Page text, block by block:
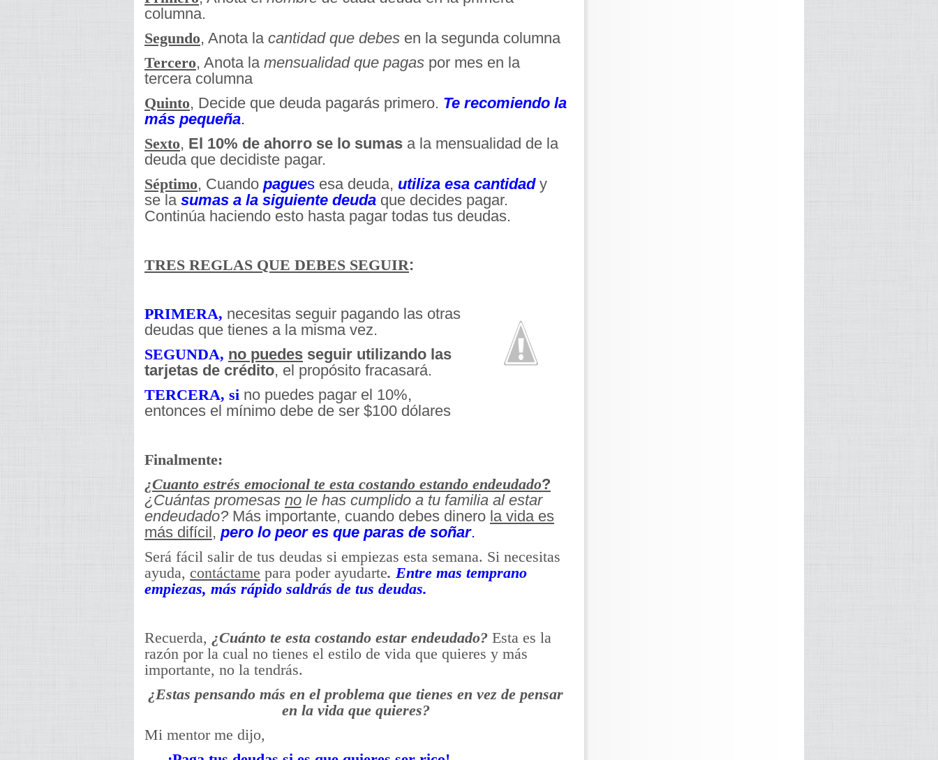
columna.
Segundo, Anota la cantidad que debes en la segunda columna
Tercero, Anota la mensualidad que pagas por mes en la
tercera columna
Quinto, Decide que deuda pagarás primero. Te recomiendo la
más pequeña.
Sexto, El 10% de ahorro se lo sumas a la mensualidad de la
deuda que decidiste pagar.
Séptimo, Cuando pagues esa deuda, utiliza esa cantidady
se la sumas a la siguiente deuda que decides pagar.
Continúa haciendo esto hasta pagar todas tus deudas.
TRES REGLAS QUE DEBES SEGUIR:
PRIMERA, necesitas seguir pagando las otras
deudas que tienes a la misma vez.
SEGUNDA, no puedes seguir utilizando las
tarjetas de crédito, el propósito fracasará.
TERCERA, si no puedes pagar el 10%,
entonces el mínimo debe de ser $100 dólares
Finalmente:
¿Cuanto estrés emocional te esta costando estando endeudado?
¿Cuántas promesas no le has cumplido a tu familia al estar
endeudado?Más importante, cuando debes dinero la vida es
más difícil, pero lo peor es que paras de soñar.
Será fácil salir de tus deudas si empiezas esta semana. Si necesitas
ayuda, contáctame para poder ayudarte. Entre mas temprano
empiezas, más rápido saldrás de tus deudas.
Recuerda, ¿Cuánto te esta costando estar endeudado? Esta es la
razón por la cual no tienes el estilo de vida que quieres y más
importante, no la tendrás.
¿Estas pensando más en el problema que tienes en vez de pensar
en la vida que quieres?
Mi mentor me dijo,